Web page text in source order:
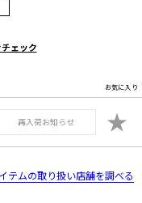
ェック
お気に入り
再入荷お知らせ ★
テムの取り扱い店舗を調べる